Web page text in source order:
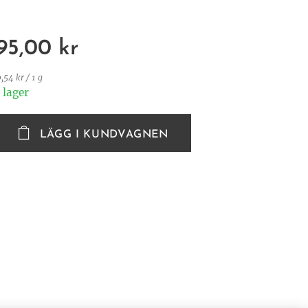
kr
kr / 1 g
lager
LÄGG I KUNDVAGNEN